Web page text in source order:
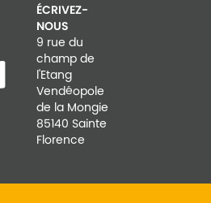
ÉCRIVEZ-
NOUS
9 rue du
champ de
l'Etang
Vendéopole
de la Mongie
85140 Sainte
Florence